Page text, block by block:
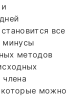
все
минусы
методов
можно